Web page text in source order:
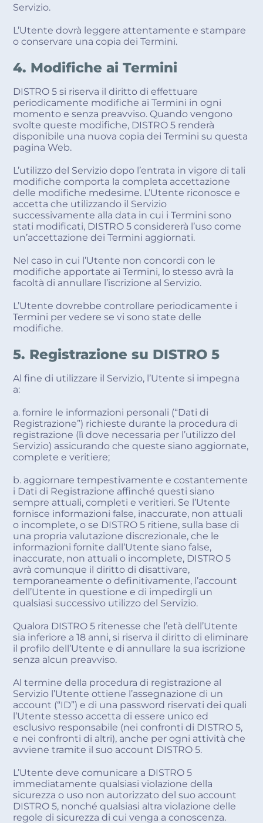
Servizio.
L’Utente dovrà leggere attentamente e stampare
o conservare una copia dei Termini.
4. Modifiche ai Termini
DISTRO 5 si riserva il diritto di effettuare
periodicamente modifiche ai Termini in ogni
momento e senza preavviso. Quando vengono
svolte queste modifiche, DISTRO 5 renderà
disponibile una nuova copia dei Termini su questa
pagina Web.
L’utilizzo del Servizio dopo l’entrata in vigore di tali
modifiche comporta la completa accettazione
delle modifiche medesime. L’Utente riconosce e
accetta che utilizzando il Servizio
successivamente alla data in cui i Termini sono
stati modificati, DISTRO 5 considererà l’uso come
un’accettazione dei Termini aggiornati.
Nel caso in cui l’Utente non concordi con le
modifiche apportate ai Termini, lo stesso avrà la
facoltà di annullare l’iscrizione al Servizio.
L’Utente dovrebbe controllare periodicamente i
Termini per vedere se vi sono state delle
modifiche.
5. Registrazione su DISTRO 5
Al fine di utilizzare il Servizio, l’Utente si impegna
a:
a. fornire le informazioni personali (“Dati di
Registrazione”) richieste durante la procedura di
registrazione (lì dove necessaria per l’utilizzo del
Servizio) assicurando che queste siano aggiornate,
complete e veritiere;
b. aggiornare tempestivamente e costantemente
i Dati di Registrazione affinché questi siano
sempre attuali, completi e veritieri. Se l’Utente
fornisce informazioni false, inaccurate, non attuali
o incomplete, o se DISTRO 5 ritiene, sulla base di
una propria valutazione discrezionale, che le
informazioni fornite dall’Utente siano false,
inaccurate, non attuali o incomplete, DISTRO 5
avrà comunque il diritto di disattivare,
temporaneamente o definitivamente, l’account
dell’Utente in questione e di impedirgli un
qualsiasi successivo utilizzo del Servizio.
Qualora DISTRO 5 ritenesse che l’età dell’Utente
sia inferiore a 18 anni, si riserva il diritto di eliminare
il profilo dell’Utente e di annullare la sua iscrizione
senza alcun preavviso.
Al termine della procedura di registrazione al
Servizio l’Utente ottiene l’assegnazione di un
account (“ID”) e di una password riservati dei quali
l’Utente stesso accetta di essere unico ed
esclusivo responsabile (nei confronti di DISTRO 5,
e nei confronti di altri), anche per ogni attività che
avviene tramite il suo account DISTRO 5.
L’Utente deve comunicare a DISTRO 5
immediatamente qualsiasi violazione della
sicurezza o uso non autorizzato del suo account
DISTRO 5, nonché qualsiasi altra violazione delle
regole di sicurezza di cui venga a conoscenza.